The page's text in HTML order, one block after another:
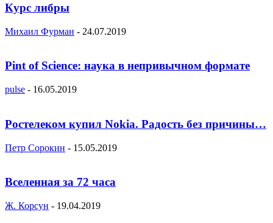
Курс либры
Михаил Фурман - 24.07.2019
Pint of Science: наука в непривычном формате
pulse - 16.05.2019
Ростелеком купил Nokia. Радость без причины…
Петр Сорокин - 15.05.2019
Вселенная за 72 часа
Ж. Корсун - 19.04.2019